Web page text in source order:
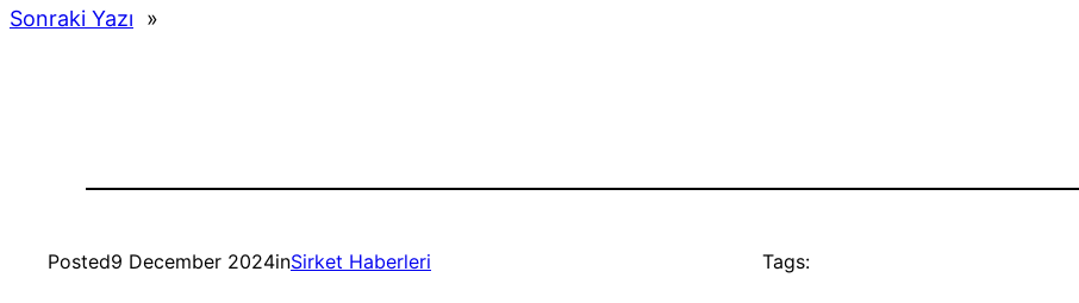
Sonraki Yazı
»
Posted9 December 2024inSirket Haberleri Tags: